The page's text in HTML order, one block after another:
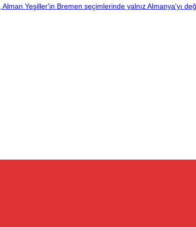
Yeşiller'in Bremen seçimlerinde yalnız Almanya'yı